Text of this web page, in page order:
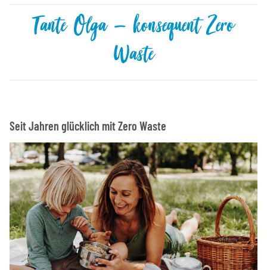
Tante Olga – konsequent Zero
Waste
Seit Jahren glücklich mit Zero Waste